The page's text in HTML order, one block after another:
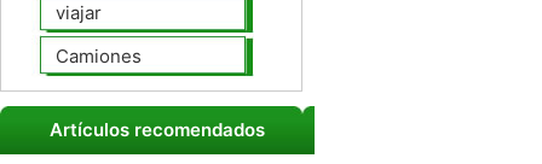
viajar
Camiones
Artículos recomendados